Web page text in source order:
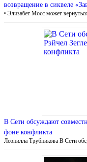
возвращение в сиквеле
• Элизабет Мосс может
В Сети обсуждают
фоне конфликта
Леонилла Трубникова В Сети